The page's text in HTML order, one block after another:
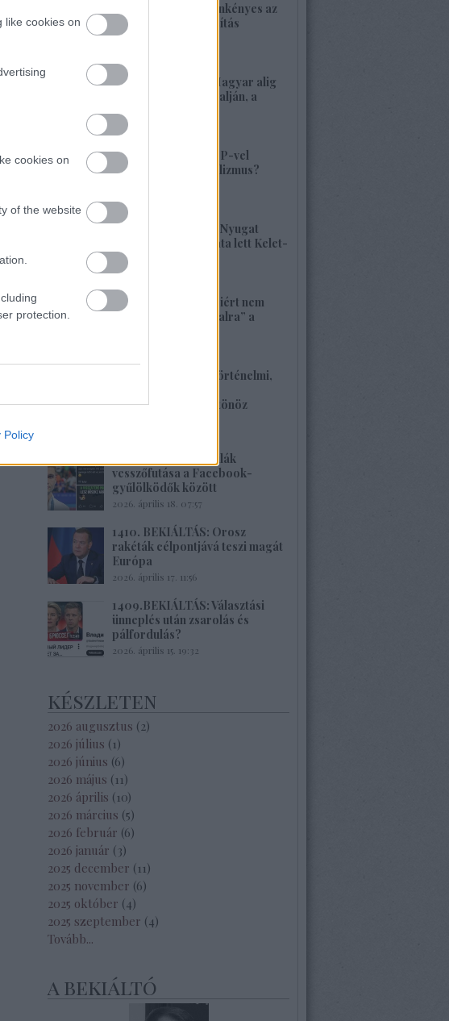
like cookies on
cookies on
of the website
protection.
Policy
1417. BEKIÁLTÁS: Önkényes az
alaptörvény-módosítás
2026. május 21. 12:45
1416. BEKIÁLTÁS: Magyar alig
volt, alig van Kárpátalján, a
veszély összetett!
2026. május 17. 22:04
1415. BEKIÁLTÁS: MP-vel
visszatérne a szocializmus?
2026. május 10. 12:25
1414. BEKIÁLTÁS: A Nyugat
hulladékának lerakata lett Kelet-
Európa
2026. május 09. 11:36
1413. BEKIÁLTÁS: Miért nem
szavaznak a „baloldalra” a
1412. BEKIÁLTÁS: Történelmi,
szembenézésre ösztönöz
1411.BEKIÁLTÁS: Milák
vesszőfutása a Facebook-
gyűlölködők között
2026. április 18. 07:57
1410. BEKIÁLTÁS: Orosz
rakéták célpontjává teszi magát
Európa
2026. április 17. 11:56
1409.BEKIÁLTÁS: Választási
ünneplés után zsarolás és
pálfordulás?
2026. április 15. 19:32
készleten
2026 augusztus (2)
2026 július ( 1)
2026 június (6)
2026 május ( 11)
2026 április ( 10)
2026 március (5)
2026 február (6)
2026 január ( 3)
2025 december ( 11)
2025 november (6)
2025 október (4)
2025 szeptember (4)
Tovább...
a bekiáltó